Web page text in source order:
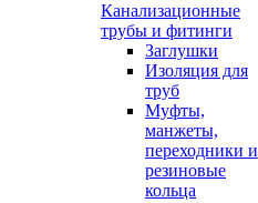
Канализационные
трубы и фитинги
Заглушки
Изоляция для
труб
Муфты,
манжеты,
переходники и
резиновые
кольца